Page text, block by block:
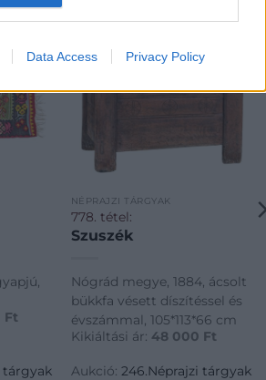
Data Access Privacy Policy
Ft
tárgyak
NÉPRAJZI TÁRGYAK
778. tétel:
Szuszék
Nógrád megye, 1884, ácsolt
bükkfa vésett díszítéssel és
évszámmal, 105*113*66 cm
Kikiáltási ár: 48 000 Ft
Aukció: 246.Néprajzi tárgyak